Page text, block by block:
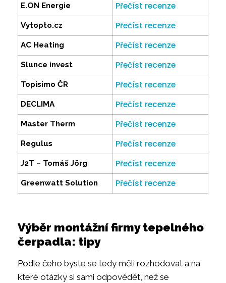
E.ON Energie Přečíst recenze
Vytopto.cz Přečíst recenze
AC Heating Přečíst recenze
Slunce invest Přečíst recenze
Topisimo ČR Přečíst recenze
DECLIMA Přečíst recenze
Master Therm Přečíst recenze
Regulus Přečíst recenze
J2T – Tomáš Jörg Přečíst recenze
Greenwatt Solution Přečíst recenze
Výběr montážní firmy tepelného
čerpadla: tipy
Podle čeho byste se tedy měli rozhodovat a na
které otázky si sami odpovědět, než se